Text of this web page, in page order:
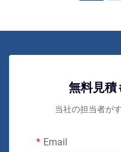
無料見積
当社の担当者が
Email